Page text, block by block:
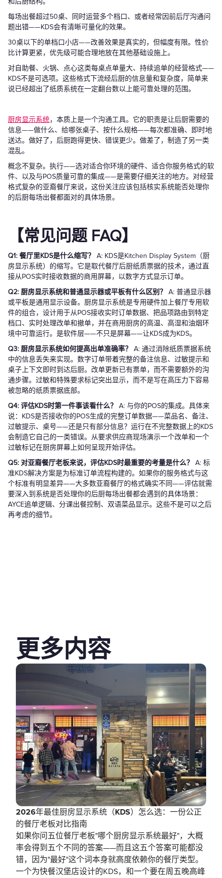
每场出餐超过50桌、同时运营多个档口、或者经常因前后厅沟通问
题出错——KDS会有清晰可量化的效果。
30桌以下的单档口小店——改善效果是真实的，但幅度有限。性价
比计算更紧，优先级可能合理地放在其他基础设施上。
对自助餐、火锅、点心这类每桌点单量大、持续追单的经营格式——
KDS不是可选项。这些格式下流经后厨的信息量和复杂度，简单来
说已经超出了纸质系统在一定翻台数以上能可靠处理的范围。
厨房显示系统，本质上是一个沟通工具。它的职责是让后厨需要的
信息——做什么、给哪张桌子、按什么规格——每次都准确、即时地
送达。做好了，后厨跑得更快、错误更少。做差了，制造了另一类
混乱。
概念不复杂。执行——选对适合你环境的硬件、适合你服务格式的软
件、以及与POS质量可靠的集成——是需要仔细关注的地方。对经营
格式复杂的亚裔餐厅来说，这份关注应该包括核实系统能否处理你
的后厨每场出餐都面对的具体场景。
【常见问题 FAQ】
Q1: 餐厅里KDS是什么缩写？
A: KDS是Kitchen Display System（厨
房显示系统）的缩写。它是取代餐厅后厨纸质票据的技术，通过直
接从POS实时接收数据的商用屏幕，以数字方式显示订单。
Q2: 厨房显示系统和普通显示器或平板有什么区别？
A: 普通显示器
或平板是通用显示设备。厨房显示系统是专用硬件加上餐厅专用软
件的组合，设计用于从POS接收实时订单数据、把品项路由到特定
档口、实时处理改单和撤单，并在商用厨房的高温、高湿和油烟环
境中可靠运行。是软件层——不只是屏幕——让KDS成为KDS。
Q3: 厨房显示系统如何提高出单准确率？
A: 通过消除纸质票据系统
中的信息丢失来实现。数字订单带着完整的备注信息、过敏提示和
桌子上下文即时到达后厨。改单更新已有票单，而不需要额外的沟
通步骤。过敏和特殊要求标记突出显示，而不是写在高压力下容易
被忽略的纸质票据底部。
Q4: 评估KDS时第一件事该看什么？
A: 与你的POS的集成。具体来
说：KDS是否接收你的POS生成的完整订单数据——菜品名、备注、
过敏提示、桌号——还是只有部分信息？运行在不完整数据上的KDS
会制造它自己的一类错误。从要求供应商现场演示一个改单和一个
过敏标记在厨房屏幕上如何呈现开始评估。
Q5: 对亚裔餐厅老板来说，评估KDS时最重要的考量是什么？
A: 标
准KDS解决方案是为标准订单流程构建的。如果你的服务格式与这
个标准有明显差异——大多数亚裔餐厅的格式确实不同——评估就需
要深入到系统是否处理你的后厨每场出餐都会遇到的具体场景：
AYCE追单逻辑、分课出餐控制、双语菜品显示。这些不是可以之后
再考虑的细节。
更多内容
2026年最佳厨房显示系统（KDS）怎么选：一份公正
的餐厅老板对比指南
如果你问五位餐厅老板"哪个厨房显示系统最好"，大概
率会得到五个不同的答案——而且这五个答案可能都没
错，因为"最好"这个词本身就高度依赖你的餐厅类型。
一个为快餐汉堡店设计的KDS，和一个要在周五晚高峰